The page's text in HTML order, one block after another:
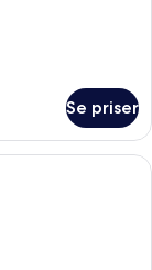
Se priser
med to senge, et